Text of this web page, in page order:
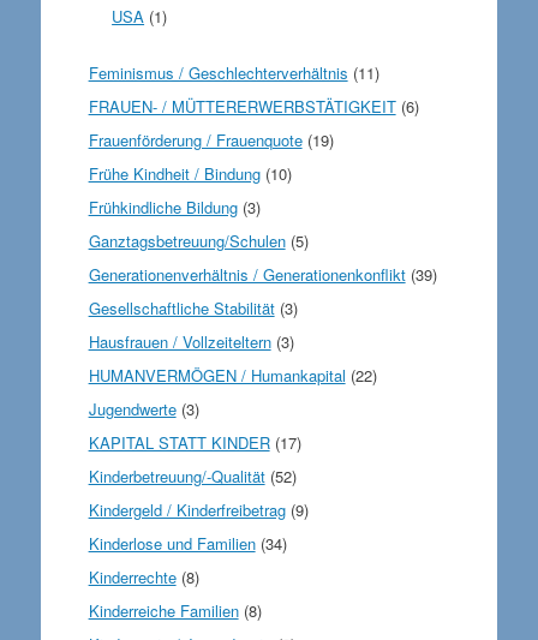
USA (1)
Feminismus / Geschlechterverhältnis (11)
FRAUEN- / MÜTTERERWERBSTÄTIGKEIT(6)
Frauenförderung / Frauenquote(19)
Frühe Kindheit / Bindung(10)
Frühkindliche Bildung(3)
Ganztagsbetreuung/Schulen(5)
Generationenverhältnis / Generationenkonflikt(39)
Gesellschaftliche Stabilität(3)
Hausfrauen / Vollzeiteltern(3)
HUMANVERMÖGEN / Humankapital (22)
Jugendwerte(3)
KAPITAL STATT KINDER(17)
Kinderbetreuung/-Qualität(52)
Kindergeld / Kinderfreibetrag(9)
Kinderlose und Familien(34)
Kinderrechte(8)
Kinderreiche Familien(8)